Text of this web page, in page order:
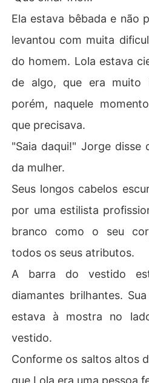
Ela estava bêbada e não
levantou com muita
do homem. Lola estava
de algo, que era muito
porém, naquele
que precisava.
"Saia daqui!" Jorge
da mulher.
Seus longos cabelos
por uma estilista
branco como o seu
todos os seus atributos.
A barra do vestido
diamantes brilhantes.
estava à mostra no
vestido.
Conforme os saltos altos
que Lola era uma pessoa